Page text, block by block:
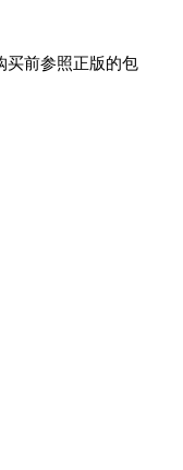
前参照正版的包